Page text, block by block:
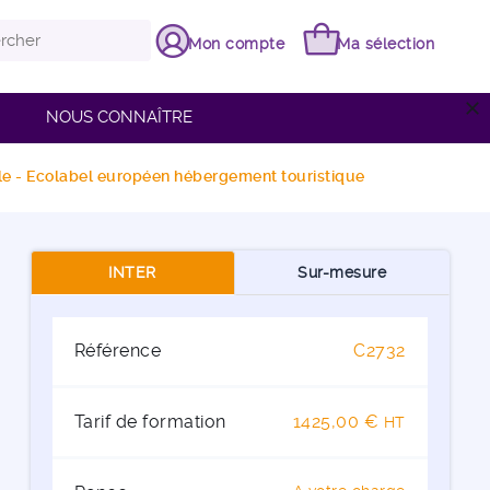
Mon compte Ma sélection
close
NOUS CONNAÎTRE
- Ecolabel européen hébergement touristique
INTER Sur-mesure
Référence C2732
Tarif de formation 1425,00 € HT